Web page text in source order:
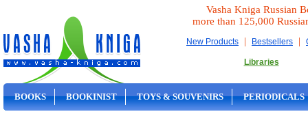
Vasha Kniga Russian
more than 125,000
New Products | Bestsellers |
Libraries
BOOKS BOOKINIST TOYS & SOUVENIRS PERIODICALS